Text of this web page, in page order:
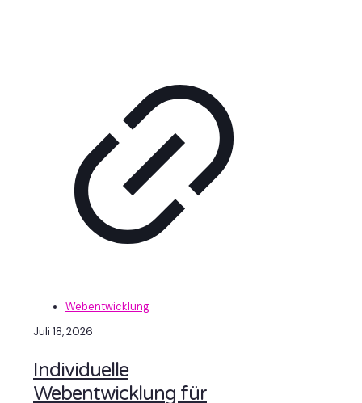
Webentwicklung
Juli 18, 2026
Individuelle
Webentwicklung für